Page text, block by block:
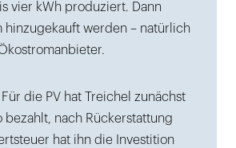
vier kWh produziert. Dann
hinzugekauft werden – natürlich
Für die PV hat Treichel zunächst
bezahlt, nach Rückerstattung
hat ihn die Investition